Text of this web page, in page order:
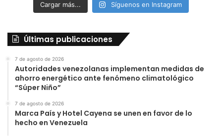
Cargar más... Síguenos en Instagram
Últimas publicaciones
7 de agosto de 2026
Autoridades venezolanas implementan medidas de
ahorro energético ante fenómeno climatológico
“Súper Niño”
7 de agosto de 2026
Marca País y Hotel Cayena se unen en favor de lo
hecho en Venezuela